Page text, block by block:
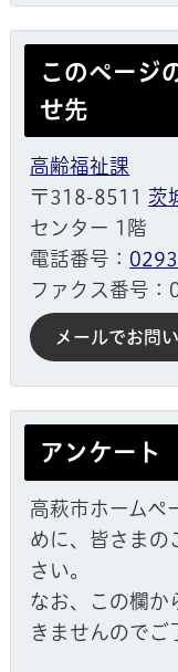
このページ
せ先
高齢福祉課
〒318-8511 茨
センター 1階
電話番号：
ファクス番号
メールでお問
アンケート
高萩市ホームペ
めに、皆さまの
さい。
なお、この欄か
きませんのでご